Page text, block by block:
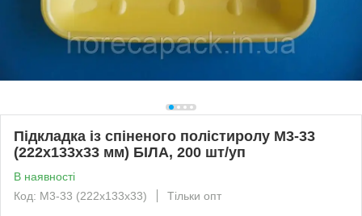
Підкладка із спіненого полістиролу М3-33
(222х133х33 мм) БІЛА, 200 шт/уп
В наявності
Код: М3-33 (222х133х33)
Тільки опт